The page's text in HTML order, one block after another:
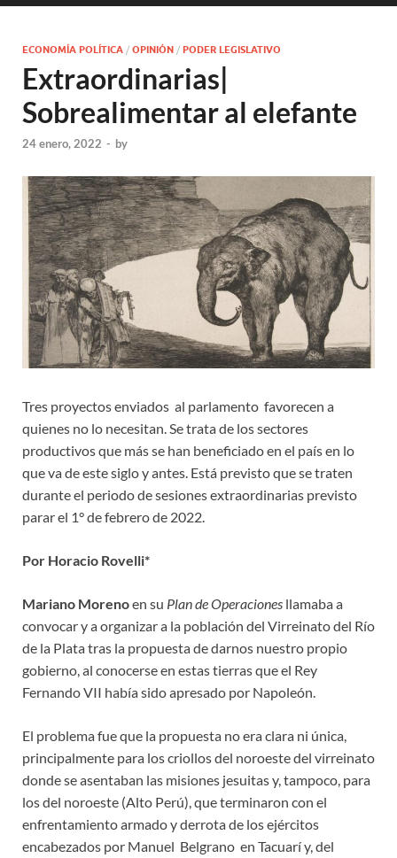
ECONOMÍA POLÍTICA / OPINIÓN / PODER LEGISLATIVO
Extraordinarias|
Sobrealimentar al elefante
24 enero, 2022 - by
Tres proyectos enviados al parlamento favorecen a
quienes no lo necesitan. Se trata de los sectores
productivos que más se han beneficiado en el país en lo
que va de este siglo y antes. Está previsto que se traten
durante el periodo de sesiones extraordinarias previsto
parar el 1° de febrero de 2022.
Por Horacio Rovelli*
Mariano Morenoen su Plan de Operaciones llamaba a
convocar y a organizar a la población del Virreinato del Río
de la Plata tras la propuesta de darnos nuestro propio
gobierno, al conocerse en estas tierras que el Rey
Fernando VII había sido apresado por Napoleón.
El problema fue que la propuesta no era clara ni única,
principalmente para los criollos del noroeste del virreinato
donde se asentaban las misiones jesuitas y, tampoco, para
los del noroeste (Alto Perú), que terminaron con el
enfrentamiento armado y derrota de los ejércitos
encabezados por Manuel Belgrano en Tacuarí y, del